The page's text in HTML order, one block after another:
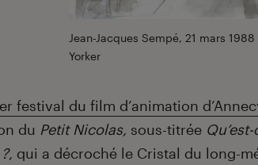
Jean-Jacques Sempé, 21 mars
Yorker
festival du film d’animation
du Petit Nicolas, sous-titrée
, qui a décroché le Cristal du long-